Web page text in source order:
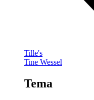
Tille's
Tine Wessel
Tema